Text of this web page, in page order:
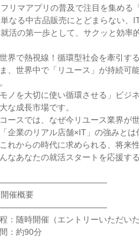
フリマアプリの普及で注目を集める
単なる中古品販売にとどまらない、
就活の第一歩として、サクッと効率
界で熱視線！循環型社会を牽引す
、世界中で「リユース」が持続可
モノを大切に使い循環させる」ビ
な成長市場です。
ースでは、なぜ今リユース業界が
企業のリアル店舗×IT」の強みとは
これからの時代に求められる、将来
なあなたの就活スタートを応援す
催概要
：随時開催（エントリーいただい
：約90分